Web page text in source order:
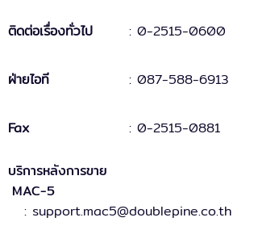
ติดต่อเรื่องทั่วไป : 0-2515-0600
ฝ่ายไอที : 087-588-6913
Fax : 0-2515-0881
บริการหลังการขาย
MAC-5
: support.mac5@doublepine.co.th